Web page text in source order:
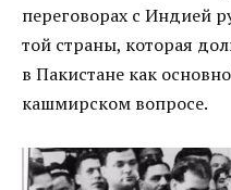
переговорах с Индией
той страны, которая
в Пакистане как
кашмирском вопросе.